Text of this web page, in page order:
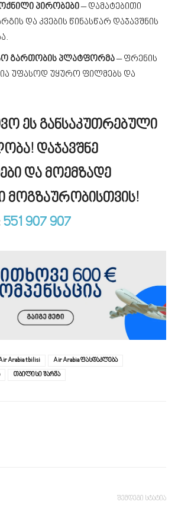
პირობები– დამატებითი
და კვების წინასწარ დაჯავშნის
გართობის პლატფორმა– ფრენის
უფასოდ უყურო ფილმებს და
ეს განსაკუთრებული
დაჯავშნე
და მოემზადე
მოგზაურობისთვის!
551 907 907
Arabia tbilisi
Air Arabia ფასდაკლება
თბილისი შარჟა
შემდეგი სტატია